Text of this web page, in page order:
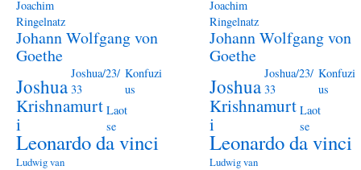
Joachim
Ringelnatz
Johann Wolfgang von
Goethe
Joshua
Joshua/23/
33
Konfuzi
us
Krishnamurt
i
Laot
se
Leonardo da vinci
Ludwig van
Joachim
Ringelnatz
Johann Wolfgang von
Goethe
Joshua
Joshua/23/
33
Konfuzi
us
Krishnamurt
i
Laot
se
Leonardo da vinci
Ludwig van